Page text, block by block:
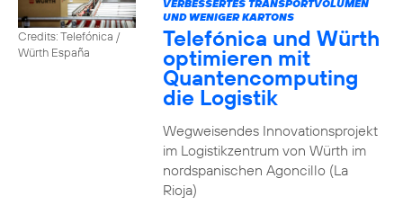
Credits: Telefónica /
Würth España
VERBESSERTES TRANSPORTVOLUMEN
UND WENIGER KARTONS
Telefónica und Würth
optimieren mit
Quantencomputing
die Logistik
Wegweisendes Innovationsprojekt
im Logistikzentrum von Würth im
nordspanischen Agoncillo (La
Rioja)